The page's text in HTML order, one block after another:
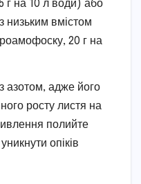
г на 10 л води) або
низьким вмістом
20 г на
азотом, адже його
росту листя на
полийте
опіків